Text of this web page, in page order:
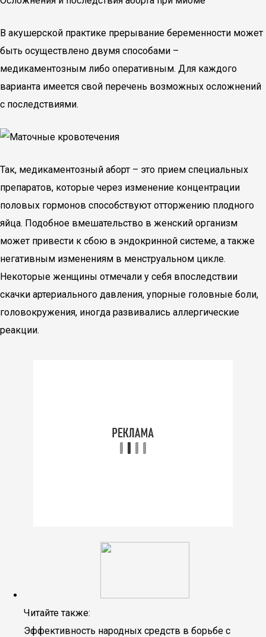
В акушерской практике прерывание беременности может
быть осуществлено двумя способами –
медикаментозным либо оперативным. Для каждого
варианта имеется свой перечень возможных осложнений
с последствиями.
Так, медикаментозный аборт – это прием специальных
препаратов, которые через изменение концентрации
половых гормонов способствуют отторжению плодного
яйца. Подобное вмешательство в женский организм
может привести к сбою в эндокринной системе, а также
негативным изменениям в менструальном цикле.
Некоторые женщины отмечали у себя впоследствии
скачки артериального давления, упорные головные боли,
головокружения, иногда развивались аллергические
реакции.
Читайте также:
Эффективность народных средств в борьбе с